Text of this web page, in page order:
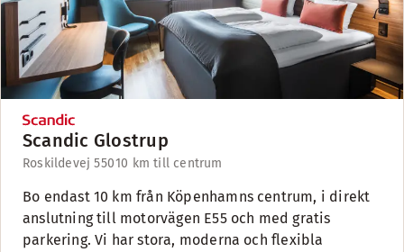
Scandic Glostrup
Roskildevej 55010 km till centrum
Bo endast 10 km från Köpenhamns centrum, i direkt
anslutning till motorvägen E55 och med gratis
parkering. Vi har stora, moderna och flexibla